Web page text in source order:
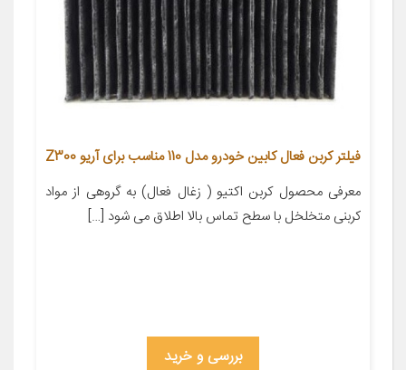
فیلتر کربن فعال کابین خودرو مدل 110 مناسب برای آریو Z300
معرفی محصول کربن اکتیو ( زغال فعال) به گروهی از مواد
کربنی متخلخل با سطح تماس بالا اطلاق می شود […]
بررسی و خرید